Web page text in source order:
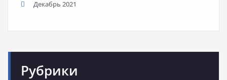
Декабрь 2021
Рубрики